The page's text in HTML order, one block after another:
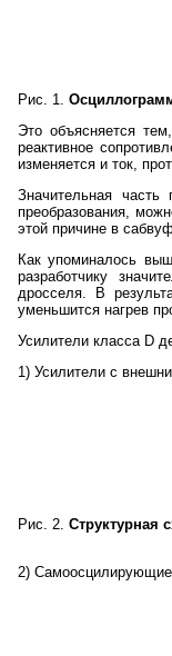
Рис. 1.
Это объясняется
реактивное
изменяется и ток,
Значительная
преобразования,
этой причине в
Как упоминалось
разработчику
дросселя. В
уменьшится нагрев
Усилители класса D
1) Усилители с
Рис. 2. Структурная
2)